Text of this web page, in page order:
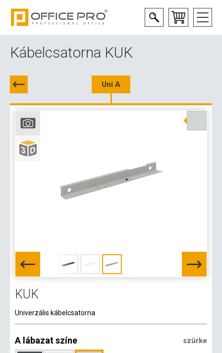
Kábelcsatorna KUK
Uni A
KUK
Univerzális kábelcsatorna
A lábazat színe szürke